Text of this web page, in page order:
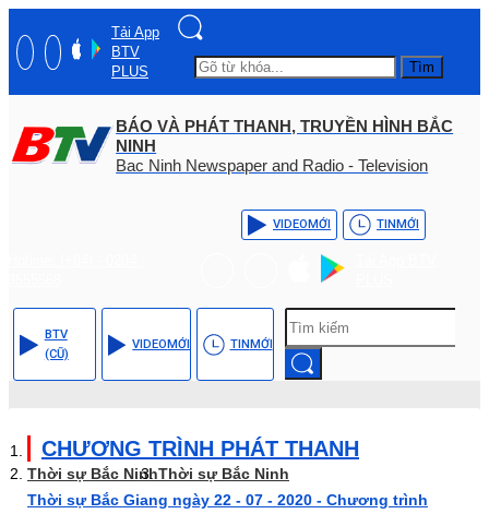
Tải App
BTV
PLUS
Tìm
BÁO VÀ PHÁT THANH, TRUYỀN HÌNH BẮC
NINH
Bac Ninh Newspaper and Radio - Television
VIDEOMỚI TINMỚI
BTV
(CŨ)
VIDEOMỚI TINMỚI
CHƯƠNG TRÌNH PHÁT THANH
Thời sự Bắc NinhThời sự Bắc Ninh
Thời sự Bắc Giang ngày 22 - 07 - 2020 - Chương trình